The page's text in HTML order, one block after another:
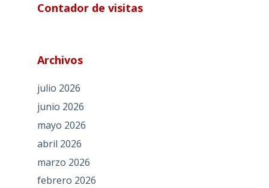
Contador de visitas
Archivos
julio 2026
junio 2026
mayo 2026
abril 2026
marzo 2026
febrero 2026